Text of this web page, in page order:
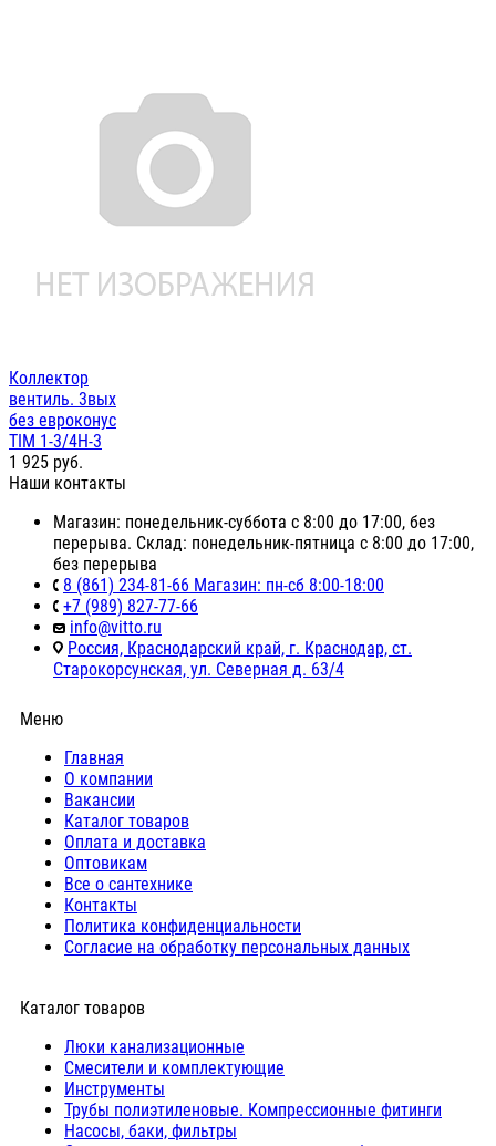
Коллектор
вентиль. 3вых
без евроконус
TIM 1-3/4H-3
1 925 руб.
Наши контакты
Магазин: понедельник-суббота с 8:00 до 17:00, без
перерыва. Склад: понедельник-пятница с 8:00 до 17:00,
без перерыва
8 (861) 234-81-66 Магазин: пн-сб 8:00-18:00
+7 (989) 827-77-66
info@vitto.ru
Россия, Краснодарский край, г. Краснодар, ст.
Старокорсунская, ул. Северная д. 63/4
Меню
Главная
О компании
Вакансии
Каталог товаров
Оплата и доставка
Оптовикам
Все о сантехнике
Контакты
Политика конфиденциальности
Согласие на обработку персональных данных
Каталог товаров
Люки канализационные
Cмесители и комплектующие
Инструменты
Трубы полиэтиленовые. Компрессионные фитинги
Насосы, баки, фильтры